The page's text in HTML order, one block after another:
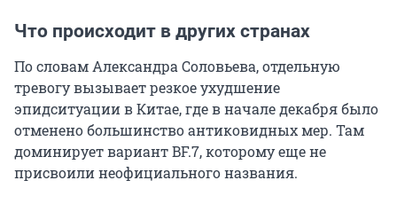
Что происходит в других странах
По словам Александра Соловьева, отдельную
тревогу вызывает резкое ухудшение
эпидситуации в Китае, где в начале декабря было
отменено большинство антиковидных мер. Там
доминирует вариант BF.7, которому еще не
присвоили неофициального названия.